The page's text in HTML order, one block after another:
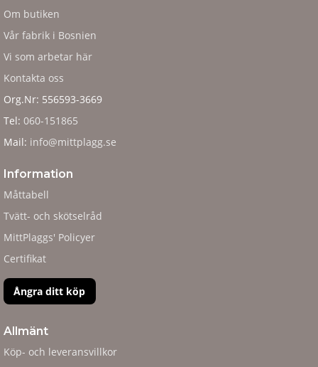
Om butiken
Vår fabrik i Bosnien
Vi som arbetar här
Kontakta oss
Org.Nr: 556593-3669
Tel: 060-151865
Mail: info@mittplagg.se
Information
Måttabell
Tvätt- och skötselråd
MittPlaggs' Policyer
Certifikat
Ångra ditt köp
Allmänt
Köp- och leveransvillkor